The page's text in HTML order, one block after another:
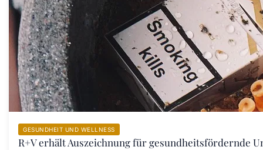
GESUNDHEIT UND WELLNESS
R+V erhält Auszeichnung für gesundheitsfördernde